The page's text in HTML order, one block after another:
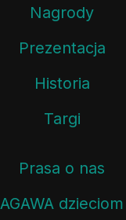
Nagrody
Prezentacja
Historia
Targi
Prasa o nas
AGAWA dzieciom